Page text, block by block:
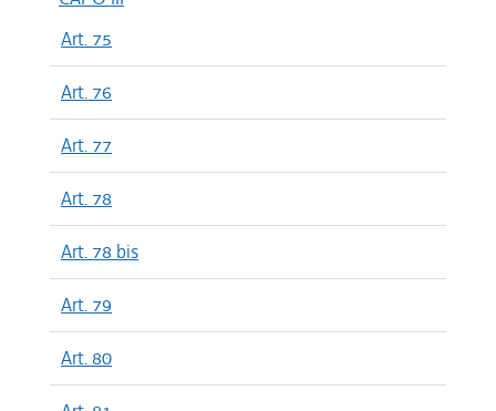
Art. 75
Art. 76
Art. 77
Art. 78
Art. 78 bis
Art. 79
Art. 80